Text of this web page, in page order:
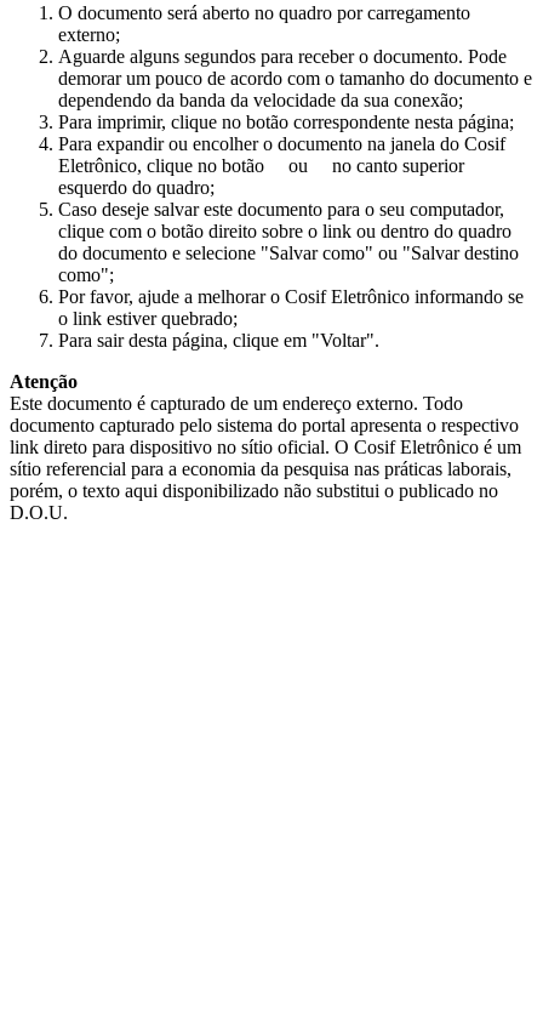
O documento será aberto no quadro por carregamento
externo;
Aguarde alguns segundos para receber o documento. Pode
demorar um pouco de acordo com o tamanho do documento e
dependendo da banda da velocidade da sua conexão;
Para imprimir, clique no botão correspondente nesta página;
Para expandir ou encolher o documento na janela do Cosif
Eletrônico, clique no botão
ou
no canto superior
esquerdo do quadro;
Caso deseje salvar este documento para o seu computador,
clique com o botão direito sobre o link ou dentro do quadro
do documento e selecione "Salvar como" ou "Salvar destino
como";
Por favor, ajude a melhorar o Cosif Eletrônico informando se
o link estiver quebrado;
Para sair desta página, clique em "Voltar".
Atenção
Este documento é capturado de um endereço externo. Todo
documento capturado pelo sistema do portal apresenta o respectivo
link direto para dispositivo no sítio oficial. O Cosif Eletrônico é um
sítio referencial para a economia da pesquisa nas práticas laborais,
porém, o texto aqui disponibilizado não substitui o publicado no
D.O.U.